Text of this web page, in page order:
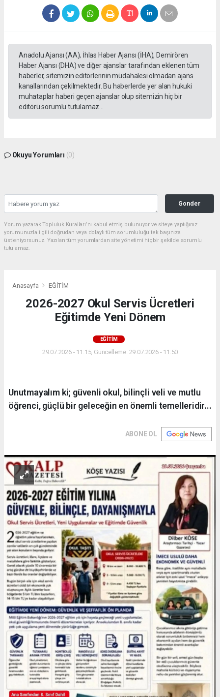
Anadolu Ajansı (AA), İhlas Haber Ajansı (İHA), Demirören
Haber Ajansı (DHA) ve diğer ajanslar tarafından eklenen tüm
haberler, sitemizin editörlerinin müdahalesi olmadan ajans
kanallarından çekilmektedir. Bu haberlerde yer alan hukuki
muhataplar haberi geçen ajanslar olup sitemizin hiç bir
editörü sorumlu tutulamaz...
Okuyu Yorumları (0)
Gonder
Yorum yazarak Topluluk Kuralları’nı kabul etmiş bulunuyor ve siteye yaptığınız
yorumunuzla ilgili doğrudan veya dolaylı tüm sorumluluğu tek başınıza
üstleniyorsunuz. Yazılan tüm yorumlardan site yönetimi hiçbir şekilde sorumlu
tutulamaz.
Anasayfa EĞİTİM
2026-2027 Okul Servis Ücretleri
Eğitimde Yeni Dönem
EĞİTİM
29.07.2026 - 11:15, Güncelleme: 29.07.2026 - 11:50
Unutmayalım ki; güvenli okul, bilinçli veli ve mutlu
öğrenci, güçlü bir geleceğin en önemli temelleridir...
ABONE OL